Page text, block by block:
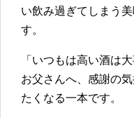
い飲み過ぎてしまう
す。
「いつもは高い酒は
お父さんへ、感謝の
たくなる一本です。